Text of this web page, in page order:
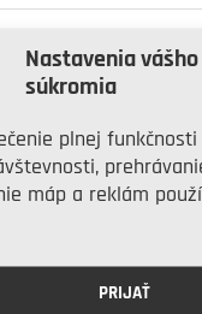
Nastavenia vášho
súkromia
plnej
máp a reklám
PRIJAŤ
k